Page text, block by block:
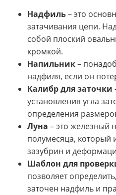
Надфиль– это
затачивания цепи.
собой плоский
кромкой.
Напильник–
надфиля, если он
Калибр для заточки
установления угла
определения
Луна – это железный
полумесяца, который
зазубрин и
Шаблон для
позволяет
заточен надфиль и